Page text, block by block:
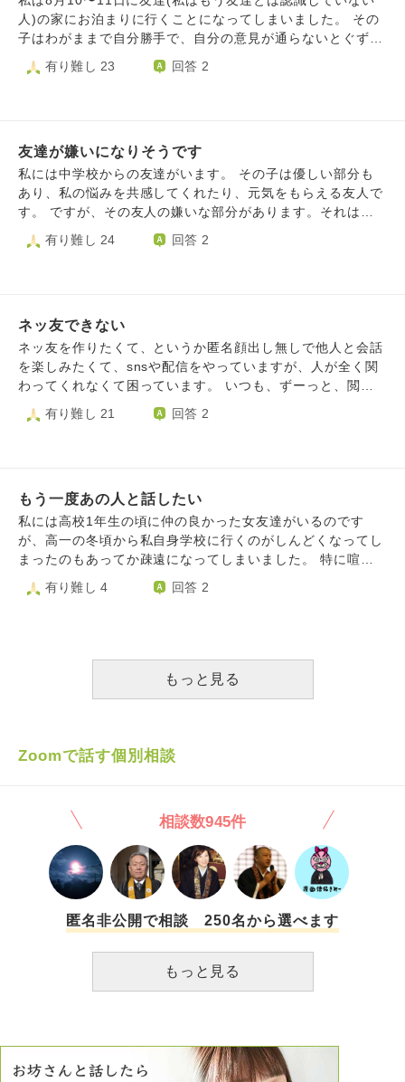
とりぼっちで生きてくしかないのかなと思ったり、それでも
いいかと思ったり。 誰かとおしゃべりしたい気持ち、昔の
う気持ち。 いろいろ考えています。 なにかアドバイス頂け
子と女の子の遊びをしたくなってきたんだと思います。 こ
のままこの幼稚園でなんとか卒園まで過ごすか、もう少し人
大事な時期にお友達とのやり取りを学べないのは可哀想な気
ようと習い事をいくつか始めましたが、週一回の習い事で一
緒に遊んだり家に行き来したり…そこまで仲良くなれる事も
難しいです。 アドバイスいただけると助かります。
人)の家にお泊まりに行くことになってしまいました。 その
子はわがままで自分勝手で、自分の意見が通らないとぐずっ
て機嫌が悪くなります。 正直友達だとは私はおもっていま
せん。性格もなんかよくないです。その子には彼氏がいるの
のですが、その子の家はゴミだらけでわんちゃんの毛だら
け、わんちゃんのゲージの掃除もせず、部屋中にわんちゃん
の排泄物だらけです。普通に汚いし、確定でその子の家に行
くと絶対体のどこかしら痒くなります。しかもその子はアイ
ドルグループのINIとかが好きなんですが、テレビに映るの
で、１回｢クレヨンしんちゃんの映画とか見よ？｣って言った
ら、｢お前お子ちゃますぎやろwwwがちおもんない｣とか言わ
れて結局Treasureとか見る羽目になります。 てかそもそも
泊まりの約束を取り付けたのは、その子と遊んでたんです
ら、次いつあそぶ？約束取り付けるまで帰ったあかんから。
る方がマシです。 なので、約束をぶっちしようと思ってい
ます。過去の発熱時の写真をかきあつめて、10日の朝にメッ
セージを送ろうと思っています。 その子は体調が悪いなら
証拠を見せろとかゆう子なので、めんどいですが写真を見せ
ておとまりを避けたいです。皆さんはどう思いますか？
有り難し 23 回答 2
友達が嫌いになりそうです
私には中学校からの友達がいます。 その子は優しい部分も
あり、私の悩みを共感してくれたり、元気をもらえる友人で
す。 ですが、その友人の嫌いな部分があります。それはわ
がままなところです。 人間誰しもわがままはあるとおもい
ますが、友人のわがままは誰もが不快になるものでした。
しかも深夜にです。24〜2時くらいまでです。ねむい、もう
電話辞めない？と言っても、｢私が寝るまで付き合って｣と
か、｢いやいや寝んなよ｣など、眠いのに無理やり電話に付き
合わされます。 しかも、自分の意見が通らないと不機嫌に
のに無理やり起きて、朝起きれないことがあります。 本当
有り難し 24 回答 2
ネッ友できない
ネッ友を作りたくて、というか匿名顔出し無しで他人と会話
を楽しみたくて、snsや配信をやっていますが、人が全く関
わってくれなくて困っています。 いつも、ずーっと、閲
覧、コメント0人。 誰も興味を持ってくれません。 仲良い人
が何人ができてとてもとても嬉しかったですが、絡む時間は
てもろいし、なんかなあ。 現実で頑張ったほうがいいです
かね？ これ以上ネットを使って悩むのはもう嫌でやめてし
まいたいです！
有り難し 21 回答 2
もう一度あの人と話したい
私には高校1年生の頃に仲の良かった女友達がいるのです
が、高一の冬頃から私自身学校に行くのがしんどくなってし
まったのもあってか疎遠になってしまいました。 特に喧嘩
をした訳でもなく、私自身もこの子とはずっとこの先も友達
でいられるんだろうなと思う程仲が良かったと思っていたの
高校3年間の内に本当はまたあの頃のように話したいと思っ
た。 今更急に連絡しても気持ち悪がられてしまうでしょう
か…？本当はあの頃のようにまた仲良く話したいんです。
りでもう誰も信用出来なくなってしまいました。 こんな私
に心から信用できる親友は出来るのでしょうか、 何をやっ
ても上手くいかず、やりたいことも見つけられずでもう生き
るのも疲れてしまいました。 もし願いが1つ叶うならもう一
度人生をやり直したいです。
有り難し 4 回答 2
もっと見る
Zoomで話す個別相談
相談数945件
匿名非公開で相談 250名から選べます
もっと見る